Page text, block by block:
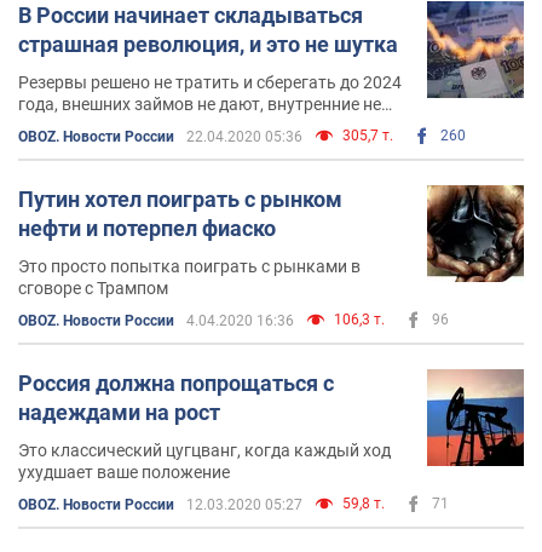
В России начинает складываться
страшная революция, и это не шутка
Резервы решено не тратить и сберегать до 2024
года, внешних займов не дают, внутренние не
OBOZ. Новости России 22.04.2020 05:36 305,7 т. 260
Путин хотел поиграть с рынком
нефти и потерпел фиаско
Это просто попытка поиграть с рынками в
сговоре с Трампом
OBOZ. Новости России 4.04.2020 16:36 106,3 т. 96
Россия должна попрощаться с
надеждами на рост
Это классический цугцванг, когда каждый ход
ухудшает ваше положение
OBOZ. Новости России 12.03.2020 05:27 59,8 т. 71